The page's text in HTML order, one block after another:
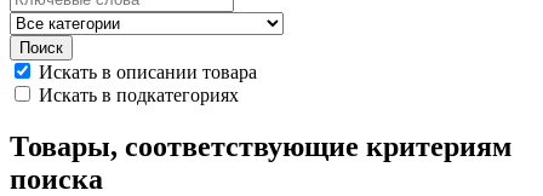
Искать в описании товара
Искать в подкатегориях
Товары, соответствующие критериям
поиска